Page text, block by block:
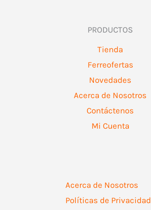
PRODUCTOS
Tienda
Ferreofertas
Novedades
Acerca de Nosotros
Contáctenos
Mi Cuenta
Acerca de Nosotros
Políticas de Privacidad